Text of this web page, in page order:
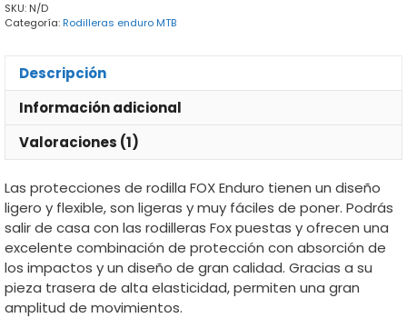
SKU: N/D
Categoría:Rodilleras enduro MTB
Descripción
Información adicional
Valoraciones (1)
Las protecciones de rodilla FOX Enduro tienen un diseño
ligero y flexible, son ligeras y muy fáciles de poner. Podrás
salir de casa con las rodilleras Fox puestas y ofrecen una
excelente combinación de protección con absorción de
los impactos y un diseño de gran calidad. Gracias a su
pieza trasera de alta elasticidad, permiten una gran
amplitud de movimientos.